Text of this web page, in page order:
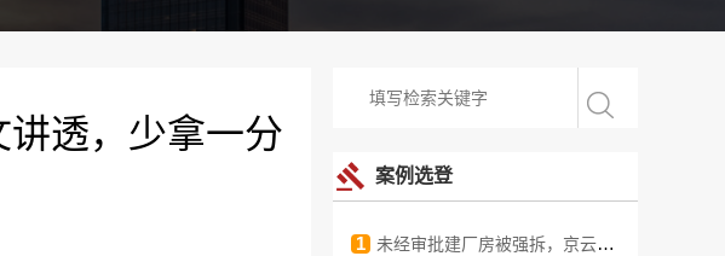
案例选登
未经审批建厂房被强拆，京云和记英律师助力企业维权，获得满意赔偿
透，少拿一分